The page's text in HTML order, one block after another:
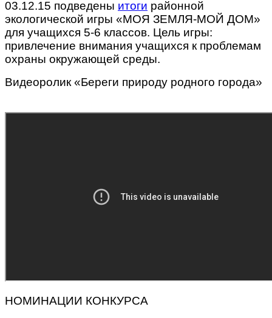
03.12.15 подведены итоги районной
экологической игры «МОЯ ЗЕМЛЯ-МОЙ ДОМ»
для учащихся 5-6 классов. Цель игры:
привлечение внимания учащихся к проблемам
охраны окружающей среды.
Видеоролик «Береги природу родного города»
НОМИНАЦИИ КОНКУРСА